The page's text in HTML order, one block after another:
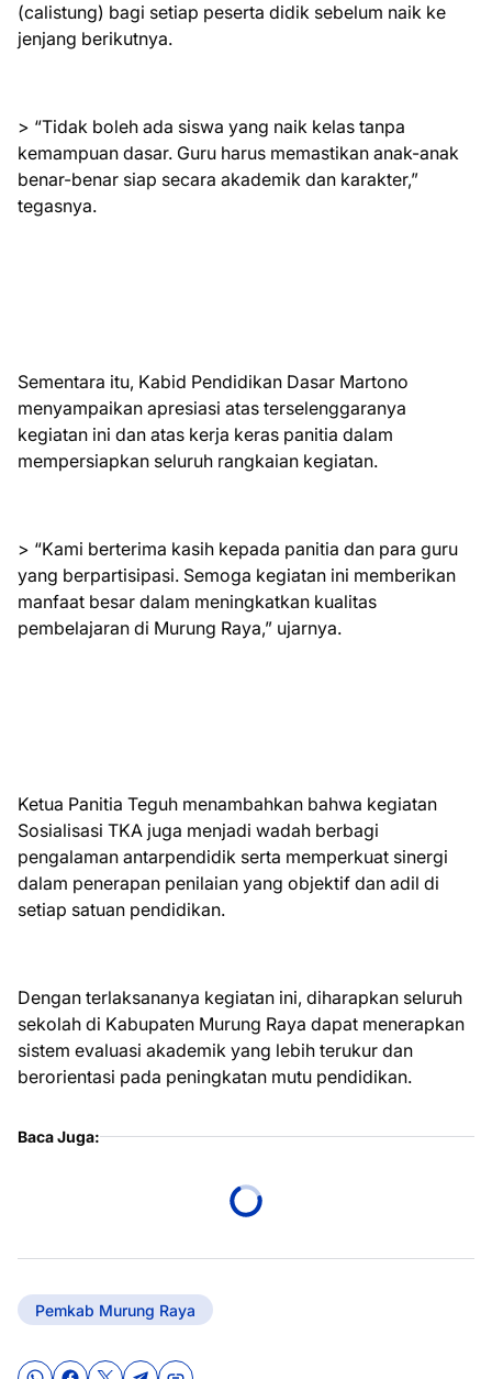
(calistung) bagi setiap peserta didik sebelum naik ke
jenjang berikutnya.
> “Tidak boleh ada siswa yang naik kelas tanpa
kemampuan dasar. Guru harus memastikan anak-anak
benar-benar siap secara akademik dan karakter,”
tegasnya.
Sementara itu, Kabid Pendidikan Dasar Martono
menyampaikan apresiasi atas terselenggaranya
kegiatan ini dan atas kerja keras panitia dalam
mempersiapkan seluruh rangkaian kegiatan.
> “Kami berterima kasih kepada panitia dan para guru
yang berpartisipasi. Semoga kegiatan ini memberikan
manfaat besar dalam meningkatkan kualitas
pembelajaran di Murung Raya,” ujarnya.
Ketua Panitia Teguh menambahkan bahwa kegiatan
Sosialisasi TKA juga menjadi wadah berbagi
pengalaman antarpendidik serta memperkuat sinergi
dalam penerapan penilaian yang objektif dan adil di
setiap satuan pendidikan.
Dengan terlaksananya kegiatan ini, diharapkan seluruh
sekolah di Kabupaten Murung Raya dapat menerapkan
sistem evaluasi akademik yang lebih terukur dan
berorientasi pada peningkatan mutu pendidikan.
Baca Juga:
Pemkab Murung Raya